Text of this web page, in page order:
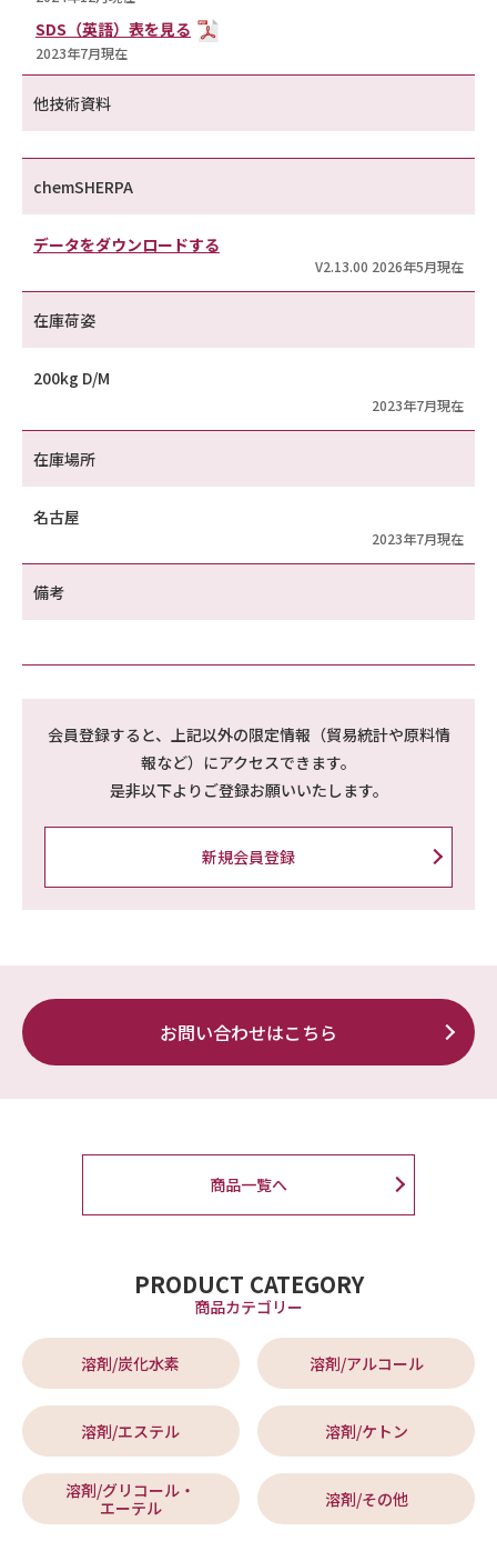
SDS（英語）表を見る
2023年7月現在
他技術資料
chemSHERPA
データをダウンロードする
V2.13.00 2026年5月現在
在庫荷姿
200kg D/M
2023年7月現在
在庫場所
名古屋
2023年7月現在
備考
会員登録すると、上記以外の限定情報（貿易統計や原料情
報など）にアクセスできます。
是非以下よりご登録お願いいたします。
新規会員登録
お問い合わせはこちら
商品一覧へ
PRODUCT CATEGORY
商品カテゴリー
溶剤/炭化水素 溶剤/アルコール
溶剤/エステル 溶剤/ケトン
溶剤/グリコール・
エーテル
溶剤/その他